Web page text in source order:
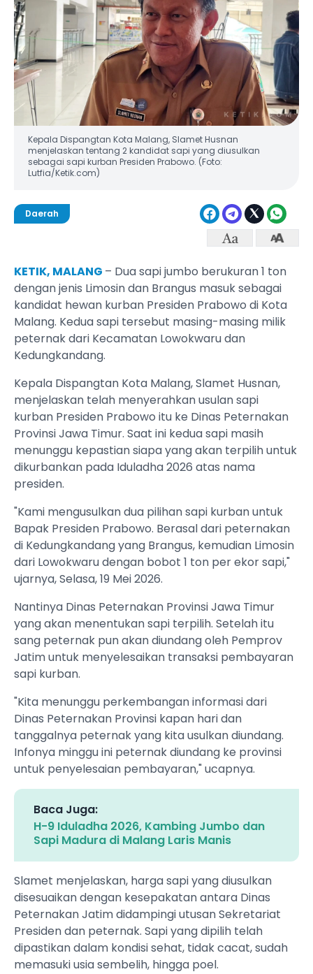
Kepala Dispangtan Kota Malang, Slamet Husnan
menjelaskan tentang 2 kandidat sapi yang diusulkan
sebagai sapi kurban Presiden Prabowo. (Foto:
Lutfia/Ketik.com)
Daerah
KETIK, MALANG – Dua sapi jumbo berukuran 1 ton
dengan jenis Limosin dan Brangus masuk sebagai
kandidat hewan kurban Presiden Prabowo di Kota
Malang. Kedua sapi tersebut masing-masing milik
peternak dari Kecamatan Lowokwaru dan
Kedungkandang.
Kepala Dispangtan Kota Malang, Slamet Husnan,
menjelaskan telah menyerahkan usulan sapi
kurban Presiden Prabowo itu ke Dinas Peternakan
Provinsi Jawa Timur. Saat ini kedua sapi masih
menunggu kepastian siapa yang akan terpilih untuk
dikurbankan pada Iduladha 2026 atas nama
presiden.
"Kami mengusulkan dua pilihan sapi kurban untuk
Bapak Presiden Prabowo. Berasal dari peternakan
di Kedungkandang yang Brangus, kemudian Limosin
dari Lowokwaru dengan bobot 1 ton per ekor sapi,"
ujarnya, Selasa, 19 Mei 2026.
Nantinya Dinas Peternakan Provinsi Jawa Timur
yang akan menentukan sapi terpilih. Setelah itu
sang peternak pun akan diundang oleh Pemprov
Jatim untuk menyelesaikan transaksi pembayaran
sapi kurban.
"Kita menunggu perkembangan informasi dari
Dinas Peternakan Provinsi kapan hari dan
tanggalnya peternak yang kita usulkan diundang.
Infonya minggu ini peternak diundang ke provinsi
untuk penyelesaian pembayaran," ucapnya.
Baca Juga:
H-9 Iduladha 2026, Kambing Jumbo dan
Sapi Madura di Malang Laris Manis
Slamet menjelaskan, harga sapi yang diusulkan
disesuaikan dengan kesepakatan antara Dinas
Peternakan Jatim didampingi utusan Sekretariat
Presiden dan peternak. Sapi yang dipilih telah
dipastikan dalam kondisi sehat, tidak cacat, sudah
memasuki usia sembelih, hingga poel.